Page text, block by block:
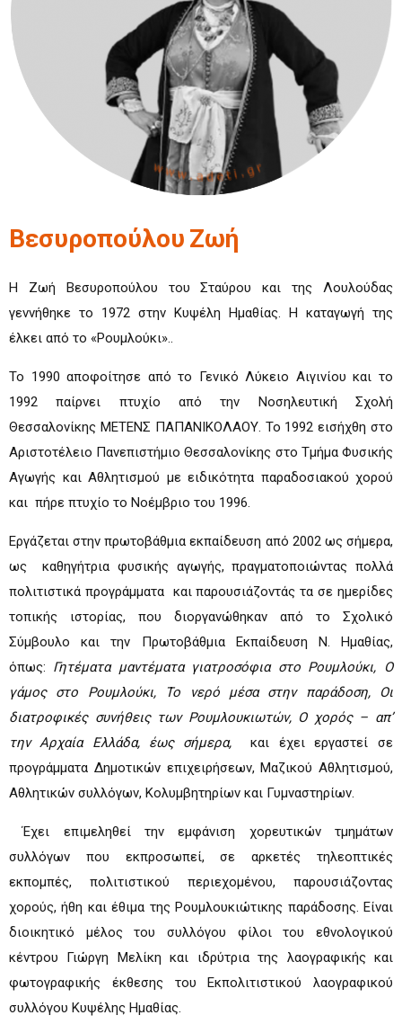
Βεσυροπούλου Ζωή
Η Ζωή Βεσυροπούλου του Σταύρου και της Λουλούδας
γεννήθηκε το 1972 στην Κυψέλη Ημαθίας. Η καταγωγή της
έλκει από το «Ρουμλούκι»..
Το 1990 αποφοίτησε από το Γενικό Λύκειο Αιγινίου και το
1992 παίρνει πτυχίο από την Νοσηλευτική Σχολή
Θεσσαλονίκης ΜΕΤΕΝΣ ΠΑΠΑΝΙΚΟΛΑΟΥ. Το 1992 εισήχθη στο
Αριστοτέλειο Πανεπιστήμιο Θεσσαλονίκης στο Τμήμα Φυσικής
Αγωγής και Αθλητισμού με ειδικότητα παραδοσιακού χορού
και πήρε πτυχίο το Νοέμβριο του 1996.
Εργάζεται στην πρωτοβάθμια εκπαίδευση από 2002 ως σήμερα,
ως καθηγήτρια φυσικής αγωγής, πραγματοποιώντας πολλά
πολιτιστικά προγράμματα και παρουσιάζοντάς τα σε ημερίδες
τοπικής ιστορίας, που διοργανώθηκαν από το Σχολικό
Σύμβουλο και την Πρωτοβάθμια Εκπαίδευση Ν. Ημαθίας,
όπως: Γητέματα μαντέματα γιατροσόφια στο Ρουμλούκι, Ο
γάμος στο Ρουμλούκι, Το νερό μέσα στην παράδοση, Οι
διατροφικές συνήθεις των Ρουμλουκιωτών, Ο χορός – απ’
την Αρχαία Ελλάδα, έως σήμερα, και έχει εργαστεί σε
προγράμματα Δημοτικών επιχειρήσεων, Μαζικού Αθλητισμού,
Αθλητικών συλλόγων, Κολυμβητηρίων και Γυμναστηρίων.
Έχει επιμεληθεί την εμφάνιση χορευτικών τμημάτων
συλλόγων που εκπροσωπεί, σε αρκετές τηλεοπτικές
εκπομπές, πολιτιστικού περιεχομένου, παρουσιάζοντας
χορούς, ήθη και έθιμα της Ρουμλουκιώτικης παράδοσης. Είναι
διοικητικό μέλος του συλλόγου φίλοι του εθνολογικού
κέντρου Γιώργη Μελίκη και ιδρύτρια της λαογραφικής και
φωτογραφικής έκθεσης του Εκπολιτιστικού λαογραφικού
συλλόγου Κυψέλης Ημαθίας.